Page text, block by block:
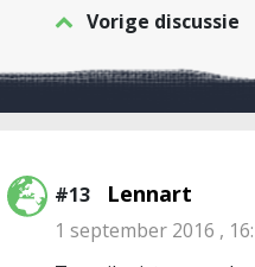
Vorige discussie
#13 Lennart
1 september 2016 ,